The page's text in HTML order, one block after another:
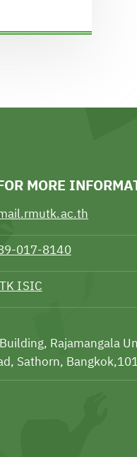
MORE
017-8140
ISIC
Rajamangala
Sathorn,